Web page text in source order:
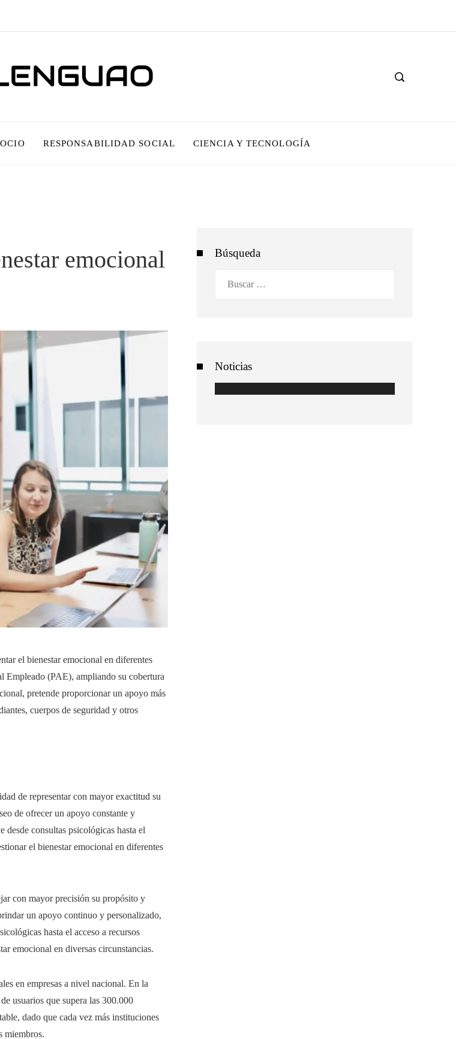
RESPONSABILIDAD SOCIAL CIENCIA Y TECNOLOGÍA
emocional
el bienestar emocional en diferentes
Empleado (PAE), ampliando su cobertura
pretende proporcionar un apoyo más
cuerpos de seguridad y otros
de representar con mayor exactitud su
de ofrecer un apoyo constante y
desde consultas psicológicas hasta el
el bienestar emocional en diferentes
con mayor precisión su propósito y
un apoyo continuo y personalizado,
hasta el acceso a recursos
emocional en diversas circunstancias.
en empresas a nivel nacional. En la
usuarios que supera las 300.000
dado que cada vez más instituciones
miembros.
Búsqueda
Noticias